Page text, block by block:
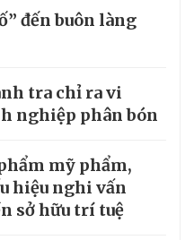
đến buôn làng
tra chỉ ra vi
nghiệp phân bón
mỹ phẩm,
hiệu nghi vấn
sở hữu trí tuệ